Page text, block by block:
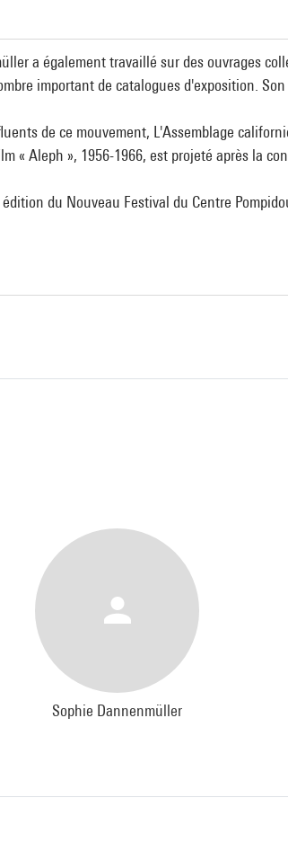
a également travaillé sur des ouvrages
important de catalogues d'exposition.
de ce mouvement, L'Assemblage
« Aleph », 1956-1966, est projeté après la
du Nouveau Festival du Centre
Sophie Dannenmüller